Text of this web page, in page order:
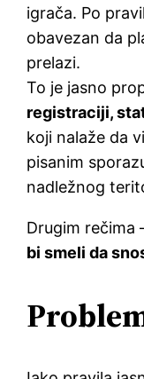
igrača. Po
obavezan da
prelazi.
To je jasno
registraciji,
koji nalaže da
pisanim
nadležnog
Drugim
bi smeli da